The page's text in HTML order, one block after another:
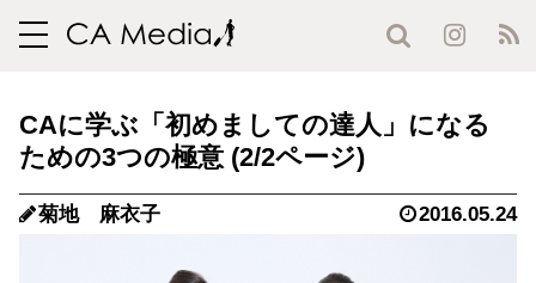
toggle
CAに学ぶ「初めましての達人」になる
ための3つの極意 (2/2ページ)
菊地 麻衣子 2016.05.24